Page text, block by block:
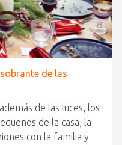
de las
de las luces, los
de la casa, la
con la familia y